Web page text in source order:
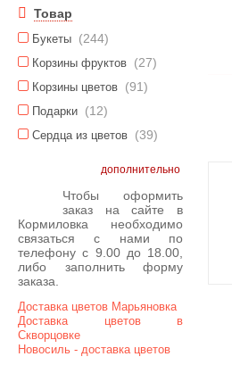
Товар
Букеты (244)
Корзины фруктов (27)
Корзины цветов (91)
Подарки (12)
Сердца из цветов (39)
дополнительно
Чтобы оформить
заказ на сайте в
Кормиловка необходимо
связаться с нами по
телефону с 9.00 до 18.00,
либо заполнить форму
заказа.
Доставка цветов Марьяновка
Доставка цветов в
Скворцовке
Новосиль - доставка цветов